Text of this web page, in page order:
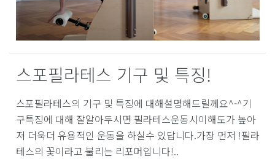
스포필라테스 기구 및 특징!
스포필라테스의 기구 및 특징에 대해설명해드릴께요^-^기
구특징에 대해 잘알아두시면 필라테스운동시이해도가 높아
져 더욱더 유용적인 운동을 하실수 있답니다.가장 먼저 !필라
테스의 꽃이라고 불리는 리포머입니다!..